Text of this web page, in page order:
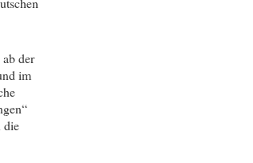
der
im
die